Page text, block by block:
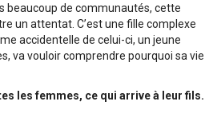
beaucoup de communautés, cette
un attentat. C’est une fille complexe
accidentelle de celui-ci, un jeune
va vouloir comprendre pourquoi sa vie
les femmes, ce qui arrive à leur fils.